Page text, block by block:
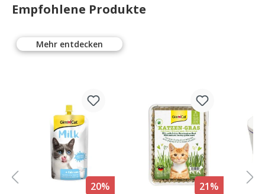
Empfohlene Produkte
Mehr entdecken
20% 21%